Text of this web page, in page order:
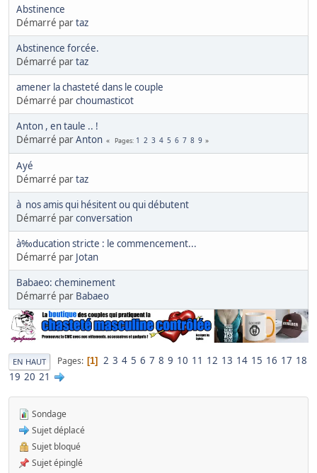
Abstinence
Démarré partaz
Abstinence forcée.
Démarré partaz
amener la chasteté dans le couple
Démarré parchoumasticot
Anton , en taule .. !
Démarré parAnton Pages 1 2 3 4 5 6 7 8 9
Ayé
Démarré partaz
à nos amis qui hésitent ou qui débutent
Démarré parconversation
à‰ducation stricte : le commencement...
Démarré par Jotan
Babaeo: cheminement
Démarré par Babaeo
EN HAUT Pages 1 2 3 4 5 6 7 8 9 10 11 12 13 14 15 16 17 18
19 20 21
Sondage
Sujet déplacé
Sujet bloqué
Sujet épinglé